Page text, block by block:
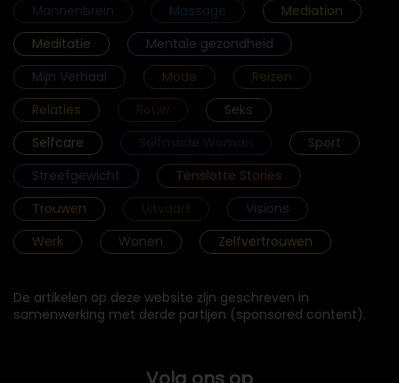
Mannenbrein
Massage
Mediation
Meditatie
Mentale gezondheid
Mijn Verhaal
Mode
Reizen
Relaties
Rouw
Seks
Selfcare
Selfmade Woman
Sport
Streefgewicht
Tenslotte Stories
Trouwen
Uitvaart
Visions
Werk
Wonen Zelfvertrouwen
De artikelen op deze website zijn geschreven in
samenwerking met derde partijen (sponsored content).